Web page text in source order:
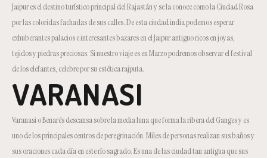
Jaipur es el destino turístico principal del Rajastán y se la conoce como la Ciudad Rosa
por las coloridas fachadas de sus calles. De esta ciudad india podemos esperar
exhuberantes palacios e interesantes bazares en el Jaipur antiguo ricos en joyas,
tejidos y piedras preciosas. Si nuestro viaje es en Marzo podremos observar el festival
de los elefantes, celebre por su estética rajputa.
VARANASI
Varanasi o Benarés descansa sobre la media luna que forma la ribera del Ganges y es
uno de los principales centros de peregrinación. Miles de personas realizan sus baños y
sus oraciones cada día en este río sagrado. Es una de las ciudad tan antigua que sus